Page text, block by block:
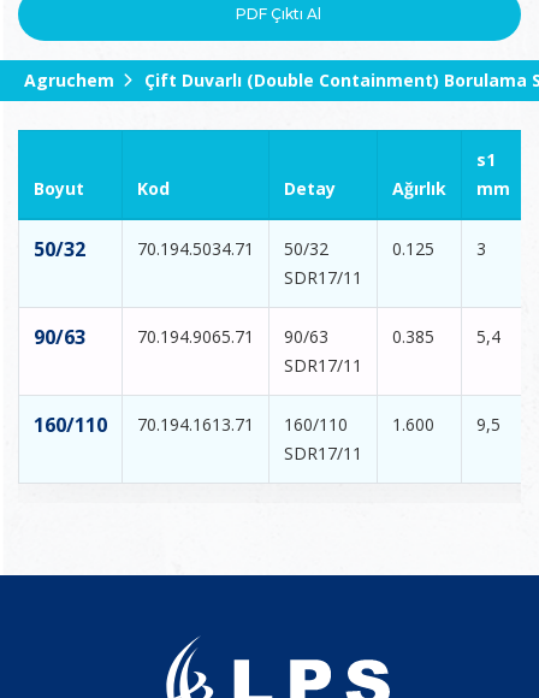
PDF Çıktı Al
Agruchem Çift Duvarlı (Double Containment) Borulama
Boyut Kod Detay Ağırlık
s1
mm
50/32 70.194.5034.71
50/32
SDR17/11
0.125 3
90/63 70.194.9065.71
90/63
SDR17/11
0.385 5,4
160/110 70.194.1613.71
160/110
SDR17/11
1.600 9,5